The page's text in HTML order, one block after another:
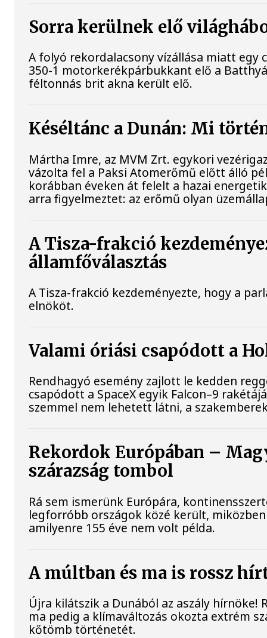
Sorra kerülnek elő
A folyó rekordalacsony vízállása miatt egy
350-1 motorkerékpárbukkant elő a
féltonnás brit akna került elő.
Késéltánc a Dunán: Mi
Mártha Imre, az MVM Zrt. egykori
vázolta fel a Paksi Atomerőmű előtt álló
korábban éveken át felelt a hazai
arra figyelmeztet: az erőmű olyan
A Tisza-frakció
államfőválasztás
A Tisza-frakció kezdeményezte, hogy a
elnököt.
Valami óriási csapódott a
Rendhagyó esemény zajlott le kedden
csapódott a SpaceX egyik Falcon–9
szemmel nem lehetett látni, a
Rekordok Európában –
szárazság tombol
Rá sem ismerünk Európára,
legforróbb országok közé került,
amilyenre 155 éve nem volt példa.
A múltban és ma is rossz
Újra kilátszik a Dunából az aszály
ma pedig a klímaváltozás okozta extrém
kőtömb történetét.